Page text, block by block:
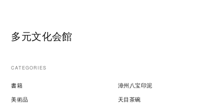
多元文化会館
CATEGORIES
書籍
漳州八宝印泥
美術品
天目茶碗